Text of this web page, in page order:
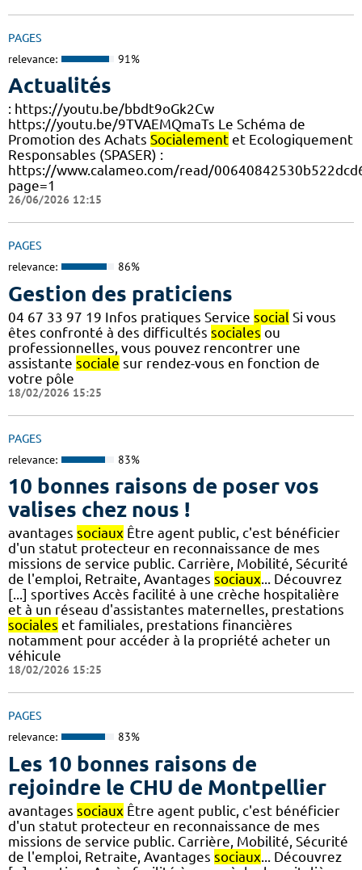
PAGES
relevance: 91%
Actualités
: https://youtu.be/bbdt9oGk2Cw
https://youtu.be/9TVAEMQmaTs Le Schéma de
Promotion des Achats Socialement et Ecologiquement
Responsables (SPASER) :
https://www.calameo.com/read/
page=1
26/06/2026 12:15
PAGES
relevance: 86%
Gestion des praticiens
04 67 33 97 19 Infos pratiques Service social Si vous
êtes confronté à des difficultés sociales ou
professionnelles, vous pouvez rencontrer une
assistante sociale sur rendez-vous en fonction de
votre pôle
18/02/2026 15:25
PAGES
relevance: 83%
10 bonnes raisons de poser vos
valises chez nous !
avantages sociaux Être agent public, c'est bénéficier
d'un statut protecteur en reconnaissance de mes
missions de service public. Carrière, Mobilité, Sécurité
de l'emploi, Retraite, Avantages sociaux... Découvrez
[...] sportives Accès facilité à une crèche hospitalière
et à un réseau d'assistantes maternelles, prestations
sociales et familiales, prestations financières
notamment pour accéder à la propriété acheter un
véhicule
18/02/2026 15:25
PAGES
relevance: 83%
Les 10 bonnes raisons de
rejoindre le CHU de Montpellier
avantages sociaux Être agent public, c'est bénéficier
d'un statut protecteur en reconnaissance de mes
missions de service public. Carrière, Mobilité, Sécurité
de l'emploi, Retraite, Avantages sociaux ... Découvrez